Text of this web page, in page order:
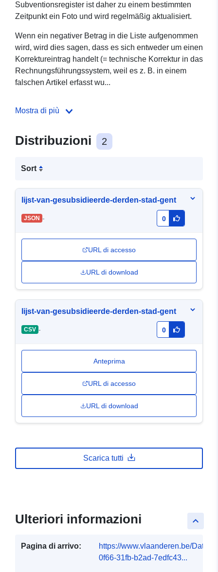
Subventionsregister ist daher zu einem bestimmten
Zeitpunkt ein Foto und wird regelmäßig aktualisiert.
Wenn ein negativer Betrag in die Liste aufgenommen
wird, wird dies sagen, dass es sich entweder um einen
Korrektureintrag handelt (= technische Korrektur in das
Rechnungsführungssystem, weil es z. B. in einem
falschen Artikel erfasst wu...
Mostra di più
Distribuzioni 2
Sort
lijst-van-gesubsidieerde-derden-stad-gent
JSON - 0
URL di accesso
URL di download
lijst-van-gesubsidieerde-derden-stad-gent
CSV - 0
Anteprima
URL di accesso
URL di download
Scarica tutti
keyboard_arrow_up
Ulteriori informazioni
Pagina di arrivo:
https://www.vlaanderen.be/
0f66-31fb-b2ad-7edfc43...